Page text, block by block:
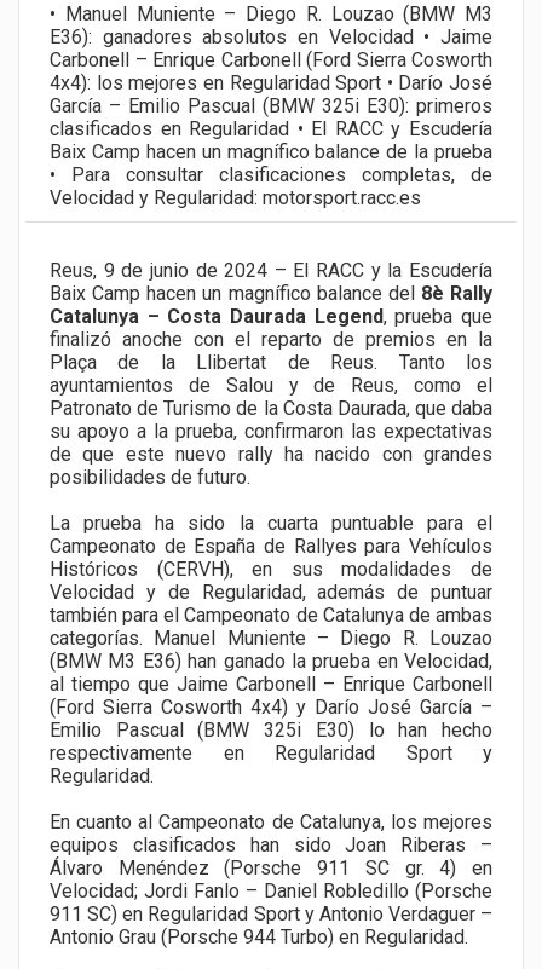
• Manuel Muniente – Diego R. Louzao (BMW M3
E36): ganadores absolutos en Velocidad • Jaime
Carbonell – Enrique Carbonell (Ford Sierra Cosworth
4x4): los mejores en Regularidad Sport • Darío José
García – Emilio Pascual (BMW 325i E30): primeros
clasificados en Regularidad • El RACC y Escudería
Baix Camp hacen un magnífico balance de la prueba
• Para consultar clasificaciones completas, de
Velocidad y Regularidad: motorsport.racc.es
Reus, 9 de junio de 2024 – El RACC y la Escudería
Baix Camp hacen un magnífico balance del 8è Rally
Catalunya – Costa Daurada Legend, prueba que
finalizó anoche con el reparto de premios en la
Plaça de la Llibertat de Reus. Tanto los
ayuntamientos de Salou y de Reus, como el
Patronato de Turismo de la Costa Daurada, que daba
su apoyo a la prueba, confirmaron las expectativas
de que este nuevo rally ha nacido con grandes
posibilidades de futuro.
La prueba ha sido la cuarta puntuable para el
Campeonato de España de Rallyes para Vehículos
Históricos (CERVH), en sus modalidades de
Velocidad y de Regularidad, además de puntuar
también para el Campeonato de Catalunya de ambas
categorías. Manuel Muniente – Diego R. Louzao
(BMW M3 E36) han ganado la prueba en Velocidad,
al tiempo que Jaime Carbonell – Enrique Carbonell
(Ford Sierra Cosworth 4x4) y Darío José García –
Emilio Pascual (BMW 325i E30) lo han hecho
respectivamente en Regularidad Sport y
Regularidad.
En cuanto al Campeonato de Catalunya, los mejores
equipos clasificados han sido Joan Riberas –
Álvaro Menéndez (Porsche 911 SC gr. 4) en
Velocidad; Jordi Fanlo – Daniel Robledillo (Porsche
911 SC) en Regularidad Sport y Antonio Verdaguer –
Antonio Grau (Porsche 944 Turbo) en Regularidad.